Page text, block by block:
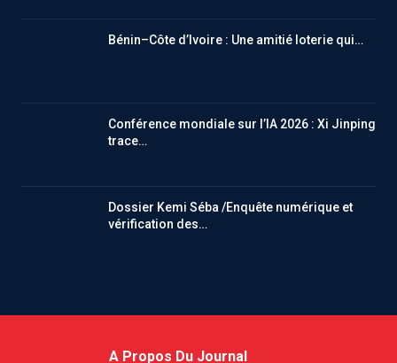
Bénin–Côte d’Ivoire : Une amitié loterie qui…
Conférence mondiale sur l’IA 2026 : Xi Jinping
trace…
Dossier Kemi Séba /Enquête numérique et
vérification des…
A Propos Du Journal